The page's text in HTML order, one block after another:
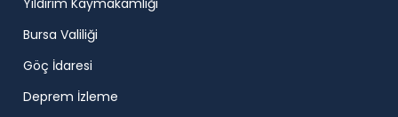
Bursa Valiliği
Göç İdaresi
Deprem İzleme